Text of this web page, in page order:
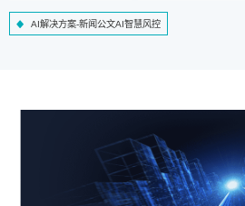
AI解决方案-新闻公文AI智慧风控